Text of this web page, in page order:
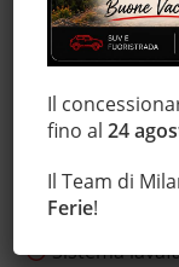
MP3
Schermo
Sensori di
Servosterzo
Sistema di
Sistema di
Sistema
Il
fino al24
Il Team di
Ferie!